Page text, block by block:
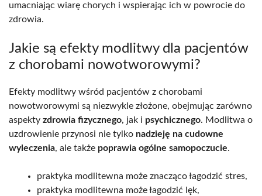
umacniając wiarę chorych i wspierając ich w powrocie do
zdrowia.
Jakie są efekty modlitwy dla pacjentów
z chorobami nowotworowymi?
Efekty modlitwy wśród pacjentów z chorobami
nowotworowymi są niezwykle złożone, obejmując zarówno
aspekty zdrowia fizycznego, jak i psychicznego. Modlitwa o
uzdrowienie przynosi nie tylko nadzieję na cudowne
wyleczenia, ale także poprawia ogólne samopoczucie.
praktyka modlitewna może znacząco łagodzić stres,
praktyka modlitewna może łagodzić lęk,